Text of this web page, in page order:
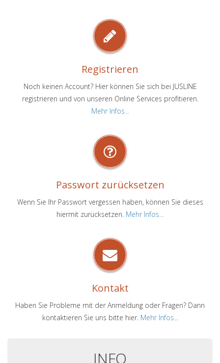
Registrieren
Noch keinen Account? Hier können Sie sich bei JUSLINE
registrieren und von unseren Online Services profitieren.
Mehr Infos...
Passwort zurücksetzen
Wenn Sie Ihr Passwort vergessen haben, können Sie dieses
hiermit zurücksetzen. Mehr Infos...
Kontakt
Haben Sie Probleme mit der Anmeldung oder Fragen? Dann
kontaktieren Sie uns bitte hier. Mehr Infos...
INFO